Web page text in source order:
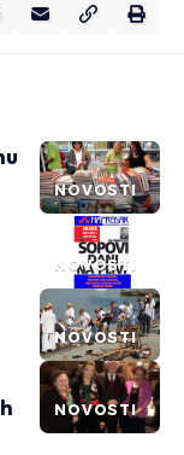
NOVOSTI
NOVOSTI
NOVOSTI
NOVOSTI